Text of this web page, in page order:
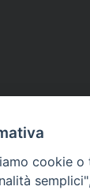
cookie o